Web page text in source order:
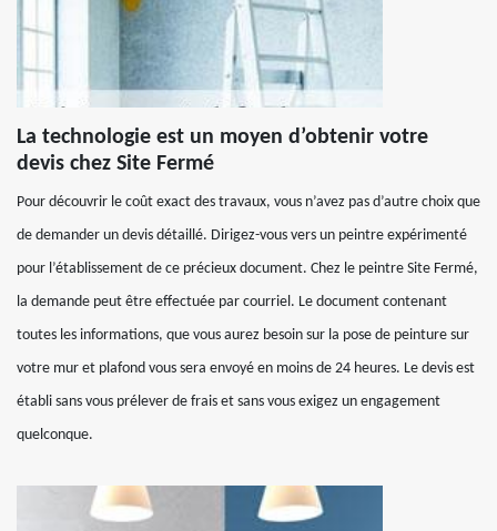
La technologie est un moyen d’obtenir votre
devis chez Site Fermé
Pour découvrir le coût exact des travaux, vous n’avez pas d’autre choix que
de demander un devis détaillé. Dirigez-vous vers un peintre expérimenté
pour l’établissement de ce précieux document. Chez le peintre Site Fermé,
la demande peut être effectuée par courriel. Le document contenant
toutes les informations, que vous aurez besoin sur la pose de peinture sur
votre mur et plafond vous sera envoyé en moins de 24 heures. Le devis est
établi sans vous prélever de frais et sans vous exigez un engagement
quelconque.